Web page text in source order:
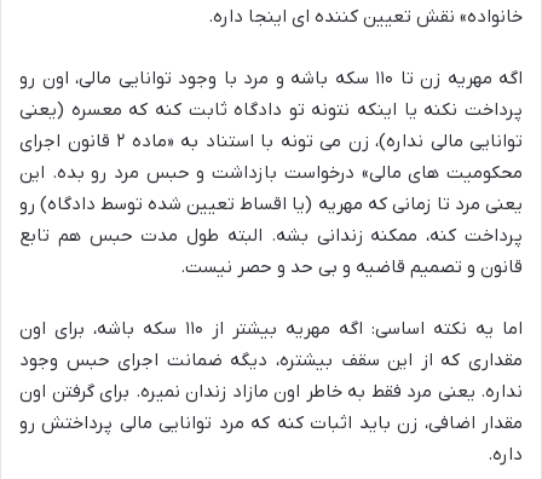
خانواده» نقش تعیین کننده ای اینجا داره.
اگه مهریه زن تا ۱۱۰ سکه باشه و مرد با وجود توانایی مالی، اون رو
پرداخت نکنه یا اینکه نتونه تو دادگاه ثابت کنه که معسره (یعنی
توانایی مالی نداره)، زن می تونه با استناد به «ماده ۲ قانون اجرای
محکومیت های مالی» درخواست بازداشت و حبس مرد رو بده. این
یعنی مرد تا زمانی که مهریه (یا اقساط تعیین شده توسط دادگاه) رو
پرداخت کنه، ممکنه زندانی بشه. البته طول مدت حبس هم تابع
قانون و تصمیم قاضیه و بی حد و حصر نیست.
اما یه نکته اساسی: اگه مهریه بیشتر از ۱۱۰ سکه باشه، برای اون
مقداری که از این سقف بیشتره، دیگه ضمانت اجرای حبس وجود
نداره. یعنی مرد فقط به خاطر اون مازاد زندان نمیره. برای گرفتن اون
مقدار اضافی، زن باید اثبات کنه که مرد توانایی مالی پرداختش رو
داره.